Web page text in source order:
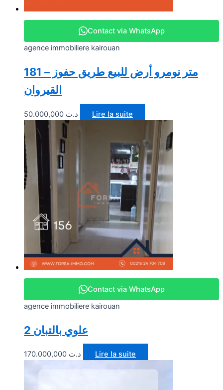
Contact via WhatsApp
agence immobiliere kairouan
181 متر نومرو أرض للبيع طريق حفوز –
القيروان
د.ت Lire la suite
Contact via WhatsApp
agence immobiliere kairouan
2 علوي بالتبان
د.ت Lire la suite